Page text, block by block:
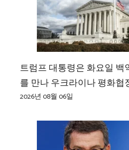
트럼프 대통령은 화요일 백
를 만나 우크라이나 평화협
2026년 08월 06일